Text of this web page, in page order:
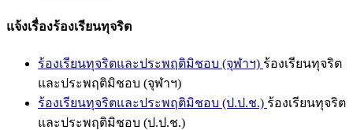
แจ้งเรื่องร้องเรียนทุจริต
ร้องเรียนทุจริตและประพฤติมิชอบ (จุฬาฯ) ร้องเรียนทุจริต
และประพฤติมิชอบ (จุฬาฯ)
ร้องเรียนทุจริตและประพฤติมิชอบ (ป.ป.ช.) ร้องเรียนทุจริต
และประพฤติมิชอบ (ป.ป.ช.)